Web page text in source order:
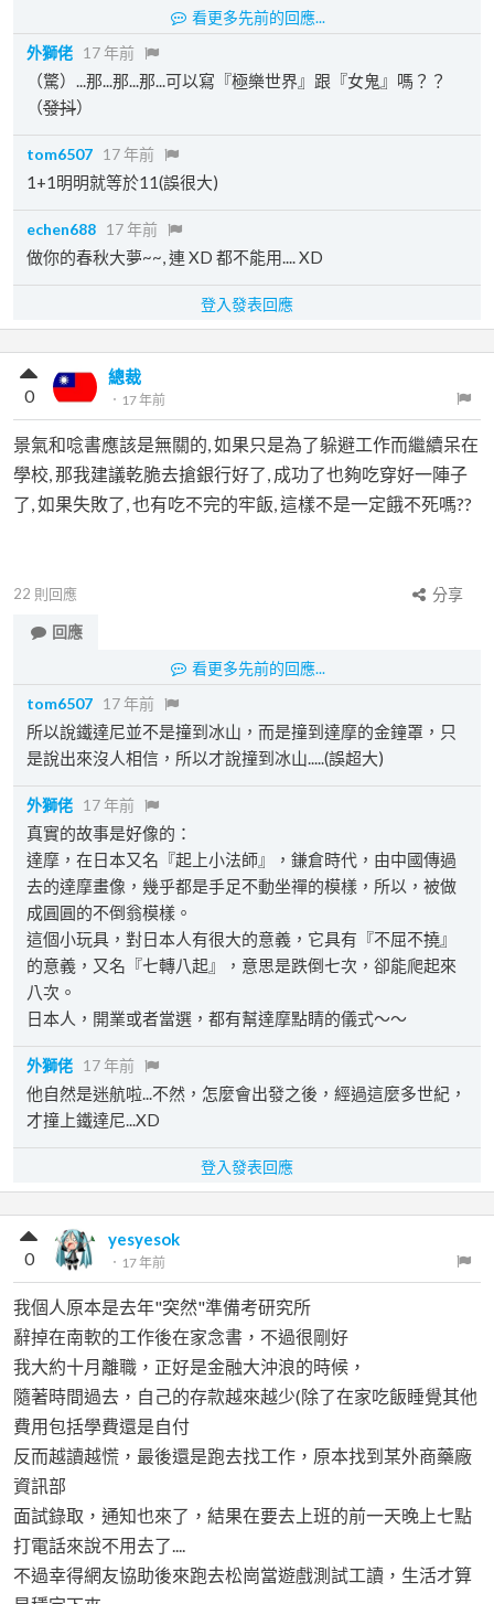
看更多先前的回應...
外獅佬 17 年前
（驚）...那...那...那...可以寫『極樂世界』跟『女鬼』嗎？？
（發抖）
tom6507 17 年前
1+1明明就等於11(誤很大)
echen688 17 年前
做你的春秋大夢~~, 連 XD 都不能用.... XD
登入發表回應
總裁
． 17 年前
0
景氣和唸書應該是無關的, 如果只是為了躲避工作而繼續呆在
學校, 那我建議乾脆去搶銀行好了, 成功了也夠吃穿好一陣子
了, 如果失敗了, 也有吃不完的牢飯, 這樣不是一定餓不死嗎??
22 則回應
分享
回應
看更多先前的回應...
tom6507 17 年前
所以說鐵達尼並不是撞到冰山，而是撞到達摩的金鐘罩，只
是說出來沒人相信，所以才說撞到冰山.....(誤超大)
外獅佬 17 年前
真實的故事是好像的：
達摩，在日本又名『起上小法師』，鎌倉時代，由中國傳過
去的達摩畫像，幾乎都是手足不動坐禪的模樣，所以，被做
成圓圓的不倒翁模樣。
這個小玩具，對日本人有很大的意義，它具有『不屈不撓』
的意義，又名『七轉八起』，意思是跌倒七次，卻能爬起來
八次。
日本人，開業或者當選，都有幫達摩點睛的儀式～～
外獅佬 17 年前
他自然是迷航啦...不然，怎麼會出發之後，經過這麼多世紀，
才撞上鐵達尼...XD
登入發表回應
yesyesok
． 17 年前
0
我個人原本是去年"突然"準備考研究所
辭掉在南軟的工作後在家念書，不過很剛好
我大約十月離職，正好是金融大沖浪的時候，
隨著時間過去，自己的存款越來越少(除了在家吃飯睡覺其他
費用包括學費還是自付
反而越讀越慌，最後還是跑去找工作，原本找到某外商藥廠
資訊部
面試錄取，通知也來了，結果在要去上班的前一天晚上七點
打電話來說不用去了....
不過幸得網友協助後來跑去松崗當遊戲測試工讀，生活才算